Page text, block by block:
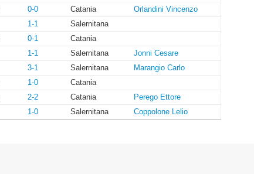
0-0 Catania
Orlandini Vincenzo
1-1
Salernitana
0-1
Catania
1-1 Salernitana
Jonni Cesare
3-1 Salernitana
Marangio Carlo
1-0
Catania
2-2 Catania
Perego Ettore
1-0 Salernitana Coppolone Lelio